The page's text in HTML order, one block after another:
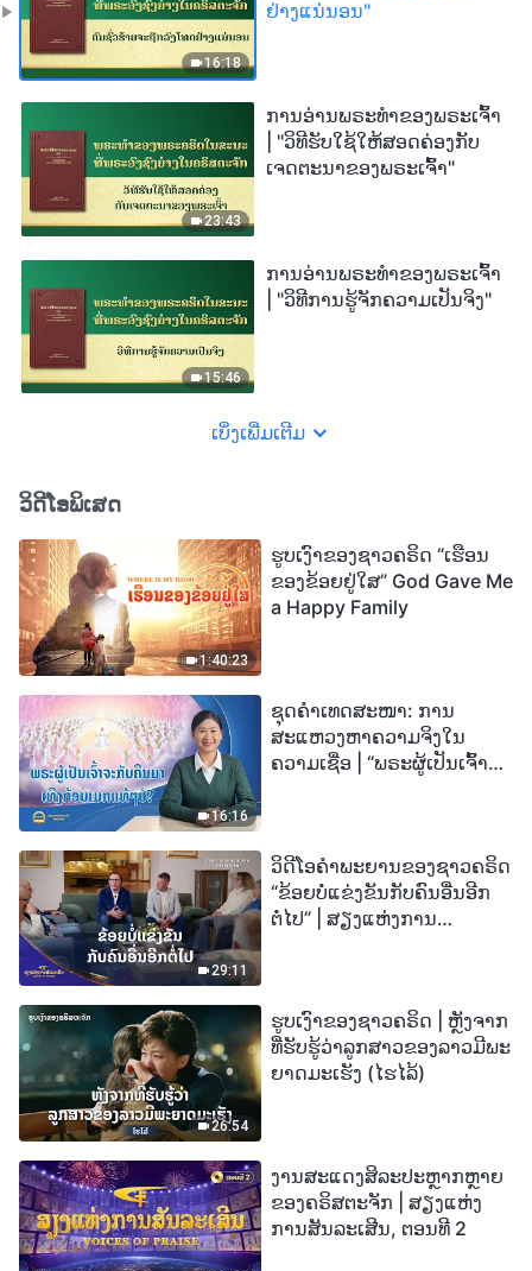
16:18
ຢ່າງແນ່ນອນ"
23:43
ການອ່ານພຣະທຳຂອງພຣະເຈົ້າ
| "ວິທີຮັບໃຊ້ໃຫ້ສອດຄ່ອງກັບ
ເຈດຕະນາຂອງພຣະເຈົ້າ"
15:46
ການອ່ານພຣະທຳຂອງພຣະເຈົ້າ
| "ວິທີການຮູ້ຈັກຄວາມເປັນຈິງ"
ເບິ່ງເພີ່ມເຕີມ
ວິດີໂອພິເສດ
1:40:23
ຮູບເງົາຂອງຊາວຄຣິດ “ເຮືອນ
ຂອງຂ້ອຍຢູ່ໃສ” God Gave Me
a Happy Family
16:16
ຊຸດຄຳເທດສະໜາ: ການ
ສະແຫວງຫາຄວາມຈິງໃນ
ຄວາມເຊື່ອ | “ພຣະຜູ້ເປັນເຈົ້າຈະ
29:11
ວິດີໂອຄຳພະຍານຂອງຊາວຄຣິດ
“ຂ້ອຍບໍ່ແຂ່ງຂັນກັບຄົນອື່ນອີກ
ຕໍ່ໄປ” | ສຽງແຫ່ງການ
26:54
ຮູບເງົາຂອງຊາວຄຣິດ | ຫຼັງຈາກ
ທີ່ຮັບຮູ້ວ່າລູກສາວຂອງລາວມີພະ
ຍາດມະເຮັງ (ໄຮໄລ້)
ງານສະແດງສິລະປະຫຼາກຫຼາຍ
ຂອງຄຣິສຕະຈັກ | ສຽງແຫ່ງ
ການສັນລະເສີນ, ຕອນທີ 2